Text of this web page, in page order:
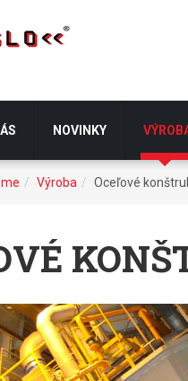
NOVINKY
Výroba Oceľové